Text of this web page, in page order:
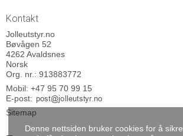
Denne nettsiden bruker cookies for å sikre
Kontakt
Jolleutstyr.no
Bøvågen 52
4262 Avaldsnes
Norsk
Org. nr.: 913883772
Mobil: +47 95 70 99 15
E-post:
Sitemap